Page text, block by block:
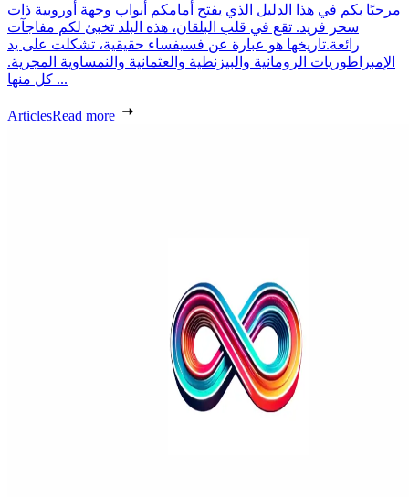
مرحبًا بكم في هذا الدليل الذي يفتح أمامكم أبواب وجهة أوروبية ذات
سحر فريد. تقع في قلب البلقان، هذه البلد تخبئ لكم مفاجآت
رائعة.تاريخها هو عبارة عن فسيفساء حقيقية، تشكلت على يد
الإمبراطوريات الرومانية والبيزنطية والعثمانية والنمساوية المجرية.
كل منها ...
ArticlesRead more